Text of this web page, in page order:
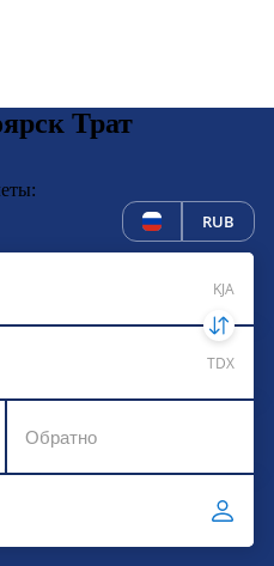
Трат
RUB
KJA
TDX